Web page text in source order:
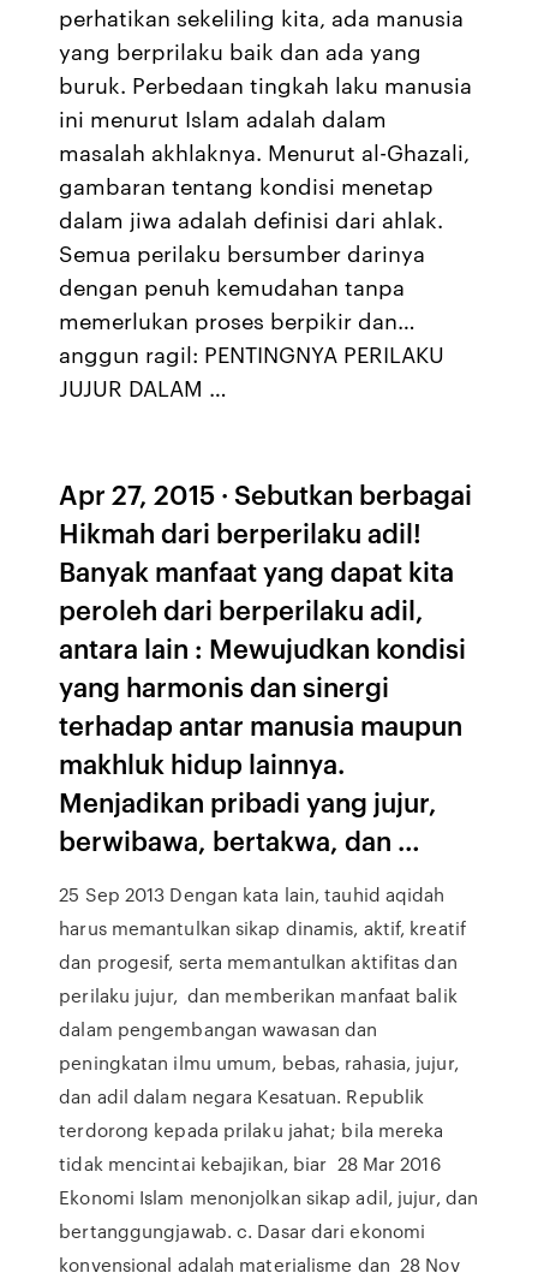
perhatikan sekeliling kita, ada manusia
yang berprilaku baik dan ada yang
buruk. Perbedaan tingkah laku manusia
ini menurut Islam adalah dalam
masalah akhlaknya. Menurut al-Ghazali,
gambaran tentang kondisi menetap
dalam jiwa adalah definisi dari ahlak.
Semua perilaku bersumber darinya
dengan penuh kemudahan tanpa
memerlukan proses berpikir dan…
anggun ragil: PENTINGNYA PERILAKU
JUJUR DALAM …
Apr 27, 2015 · Sebutkan berbagai
Hikmah dari berperilaku adil!
Banyak manfaat yang dapat kita
peroleh dari berperilaku adil,
antara lain : Mewujudkan kondisi
yang harmonis dan sinergi
terhadap antar manusia maupun
makhluk hidup lainnya.
Menjadikan pribadi yang jujur,
berwibawa, bertakwa, dan …
25 Sep 2013 Dengan kata lain, tauhid aqidah
harus memantulkan sikap dinamis, aktif, kreatif
dan progesif, serta memantulkan aktifitas dan
perilaku jujur, dan memberikan manfaat balik
dalam pengembangan wawasan dan
peningkatan ilmu umum, bebas, rahasia, jujur,
dan adil dalam negara Kesatuan. Republik
terdorong kepada prilaku jahat; bila mereka
tidak mencintai kebajikan, biar 28 Mar 2016
Ekonomi Islam menonjolkan sikap adil, jujur, dan
bertanggungjawab. c. Dasar dari ekonomi
konvensional adalah materialisme dan 28 Nov